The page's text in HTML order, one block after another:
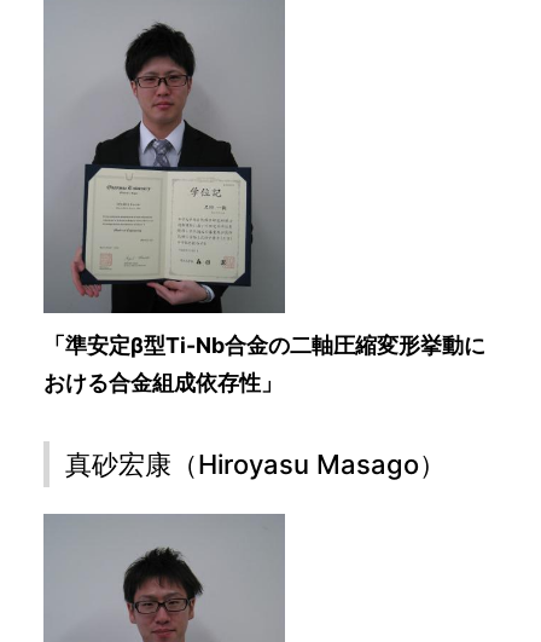
「準安定β型Ti-Nb合金の二軸圧縮変形挙動に
おける合金組成依存性」
真砂宏康（Hiroyasu Masago）